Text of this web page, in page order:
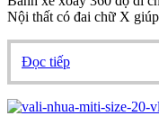
Nội thất có đai chữ X
Đọc tiếp